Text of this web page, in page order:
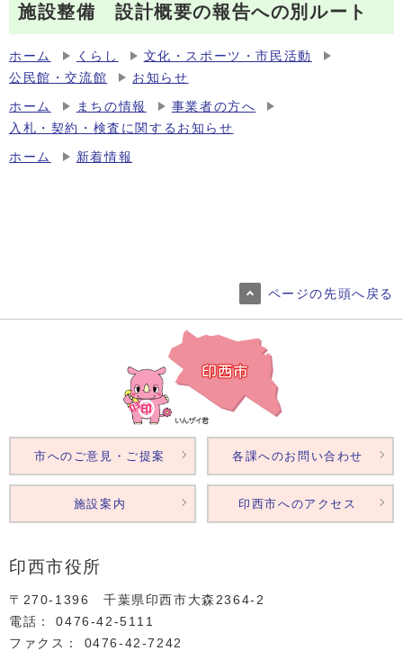
施設整備 設計概要の報告への別ルート
ホーム くらし
文化・スポーツ・市民活動
公民館・交流館
お知らせ
ホーム まちの情報
事業者の方へ
入札・契約・検査に関するお知らせ
ホーム 新着情報
ページの先頭へ戻る
印西市役所
〒270-1396 千葉県印西市大森2364‐2
電話： 0476‐42‐5111
ファクス： 0476‐42‐7242
市へのご意見・ご提案 各課へのお問い合わせ
施設案内 印西市へのアクセス